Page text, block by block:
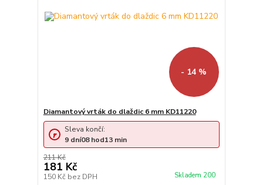
- 14 %
Diamantový vrták do dlaždic 6 mm KD11220
211 Kč
181 Kč
150 Kč bez DPH Skladem 200
Sleva končí:
9 dní08hod13 min